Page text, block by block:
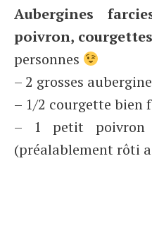
Aubergines
poivron,
personnes
– 2 grosses
– 1/2 courgette bien
– 1 petit poivron
(préalablement rôti